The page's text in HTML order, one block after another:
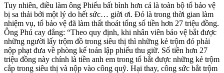
Tuy nhiên, điều làm ông Phiếu bất bình hơn cả là toàn bộ tổ bảo vệ
bị sa thải bởi một lý do hết sức… giời ơi. Đó là trong thời gian làm
nhiệm vụ, tổ bảo vệ đã làm thất thoát tổng số tiền hơn 27 triệu đồng.
Ông Phú cay đắng: “Theo quy định, khi nhân viên bảo vệ bắt được
những người lấy trộm đồ trong siêu thị thì những kẻ trộm đó phải
nộp phạt đưa về phòng kế toán lập phiếu thu giữ. Số tiền hơn 27
triệu đồng này chính là tiền anh em trong tổ bắt được những kẻ trộm
cắp trong siêu thị và nộp vào công quỹ. Hại thay, công sức bắt trộm